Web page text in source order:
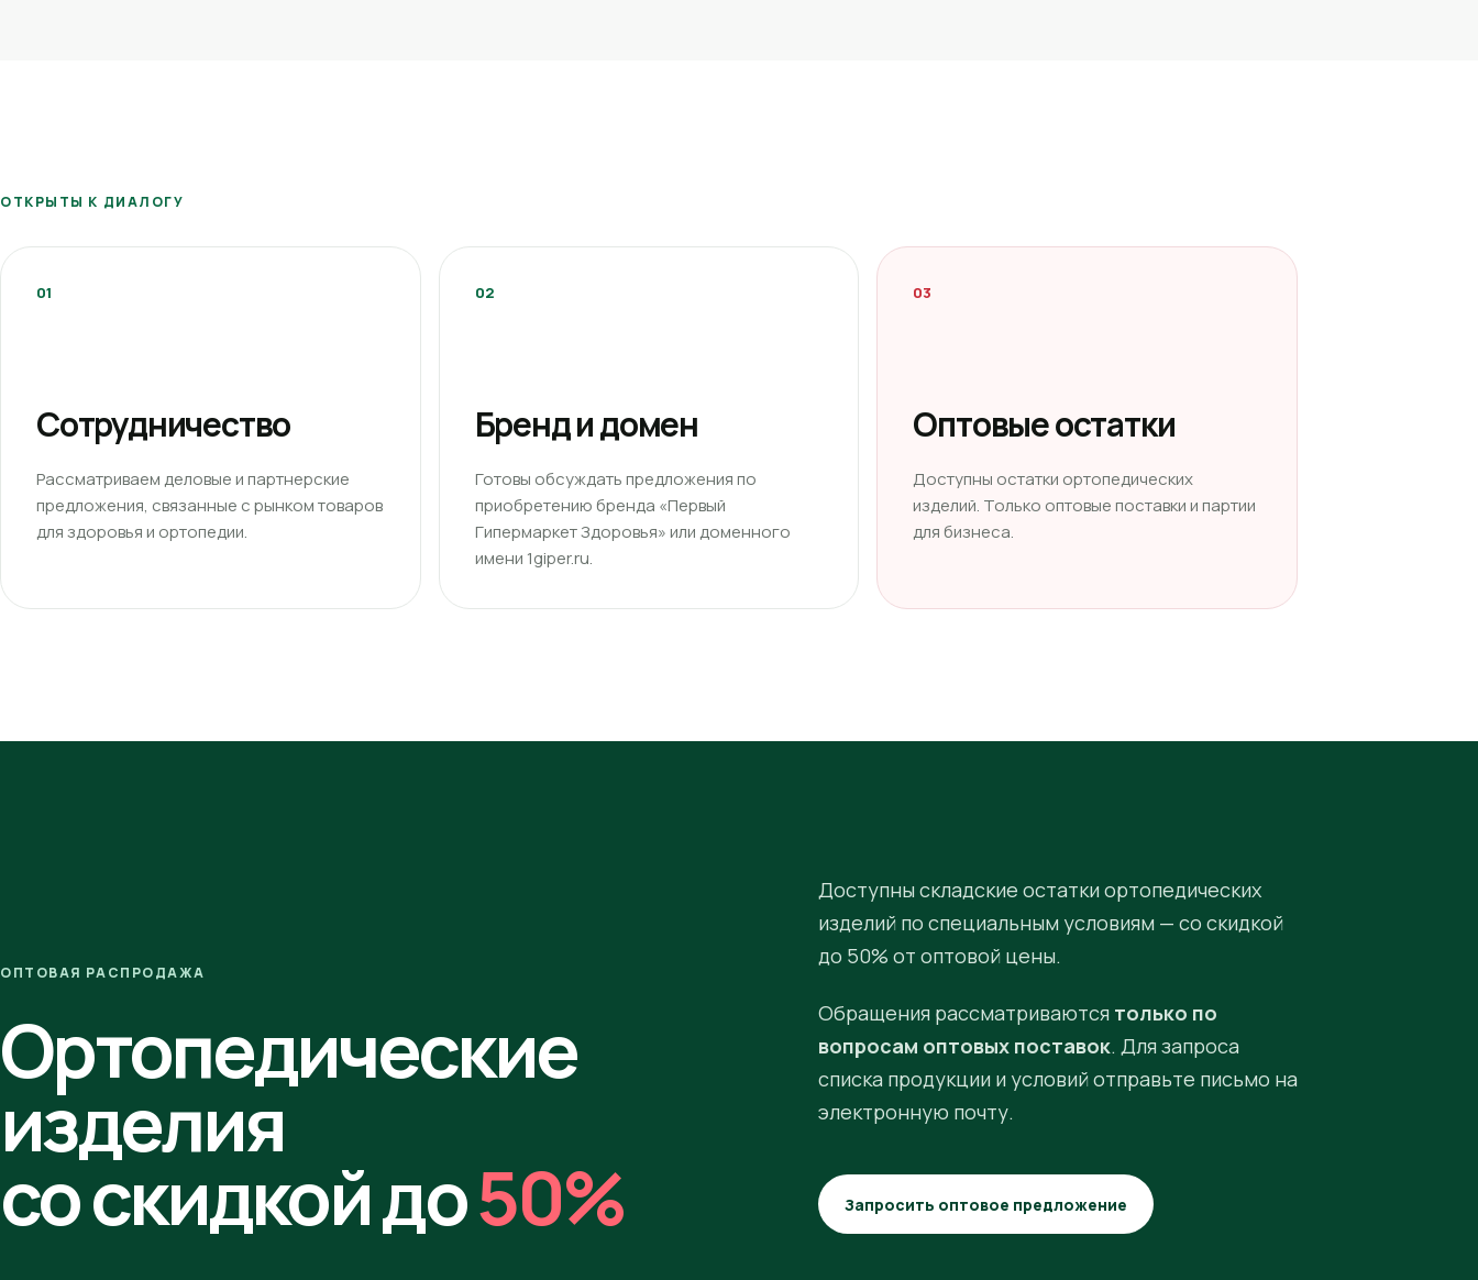
ОТКРЫТЫ К ДИАЛОГУ
01
Сотрудничество
Рассматриваем деловые и партнерские
предложения, связанные с рынком товаров
для здоровья и ортопедии.
02
Бренд и домен
Готовы обсуждать предложения по
приобретению бренда «Первый
Гипермаркет Здоровья» или доменного
имени 1giper.ru.
03
Оптовые остатки
Доступны остатки ортопедических
изделий. Только оптовые поставки и партии
для бизнеса.
ОПТОВАЯ РАСПРОДАЖА
Ортопедические
изделия
со скидкой до50%
Доступны складские остатки ортопедических
изделий по специальным условиям — со скидкой
до 50% от оптовой цены.
Обращения рассматриваются только по
вопросам оптовых поставок. Для запроса
списка продукции и условий отправьте письмо на
электронную почту.
Запросить оптовое предложение